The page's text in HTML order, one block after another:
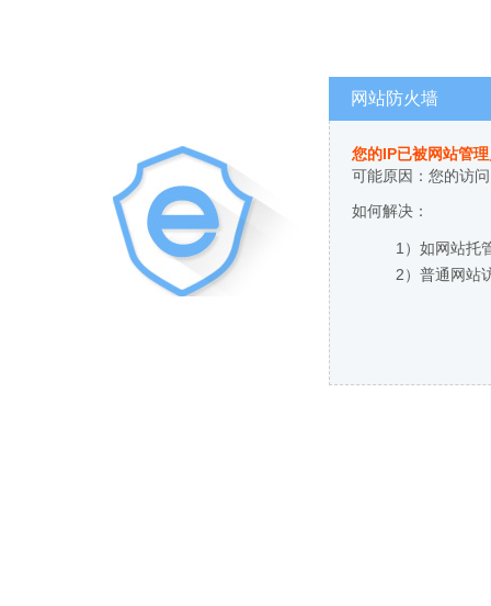
网站防火墙
您的IP已被网站管
可能原因：您的访
如何解决：
1）如网站托
2）普通网站